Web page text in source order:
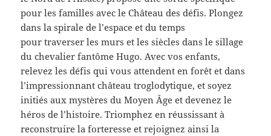
pour les familles avec le Château des défis. Plongez
dans la spirale de l’espace et du temps
pour traverser les murs et les siècles dans le sillage
du chevalier fantôme Hugo. Avec vos enfants,
relevez les défis qui vous attendent en forêt et dans
l’impressionnant château troglodytique, et soyez
initiés aux mystères du Moyen Âge et devenez le
héros de l’histoire. Triomphez en réussissant à
reconstruire la forteresse et rejoignez ainsi la